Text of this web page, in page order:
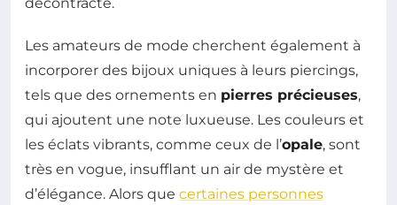
Les amateurs de mode cherchent également à
incorporer des bijoux uniques à leurs piercings,
tels que des ornements en pierres précieuses,
qui ajoutent une note luxueuse. Les couleurs et
les éclats vibrants, comme ceux de l’opale, sont
très en vogue, insufflant un air de mystère et
d’élégance. Alors que certaines personnes